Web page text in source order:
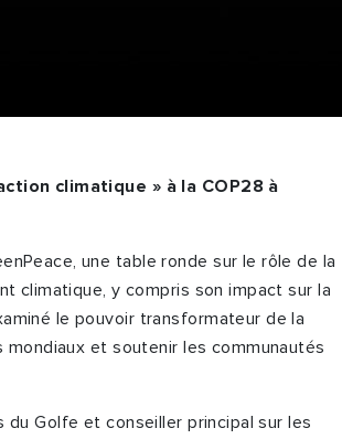
climatique » à la COP28 à
une table ronde sur le rôle de la
climatique, y compris son impact sur la
le pouvoir transformateur de la
et soutenir les communautés
du Golfe et conseiller principal sur les